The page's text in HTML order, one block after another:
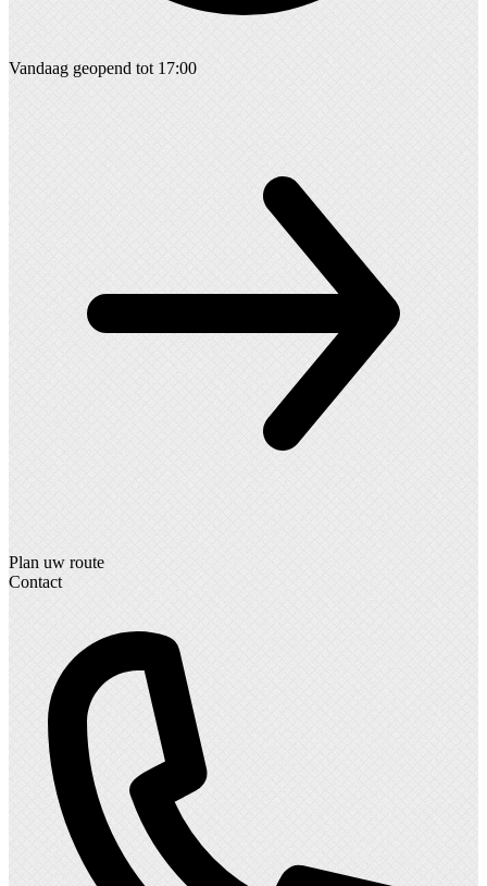
Vandaag geopend tot 17:00
Plan uw route
Contact